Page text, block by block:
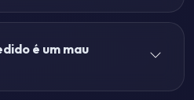
é um mau